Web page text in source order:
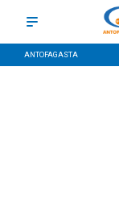
ANTOFAGASTA